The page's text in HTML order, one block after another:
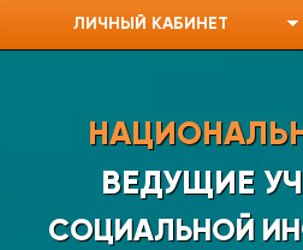
ЛИЧНЫЙ КАБИНЕТ
ВЕДУЩИЕ
СОЦИАЛЬНОЙ